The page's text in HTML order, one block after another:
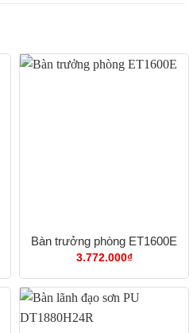
Bàn trưởng phòng ET1600E
3.772.000₫